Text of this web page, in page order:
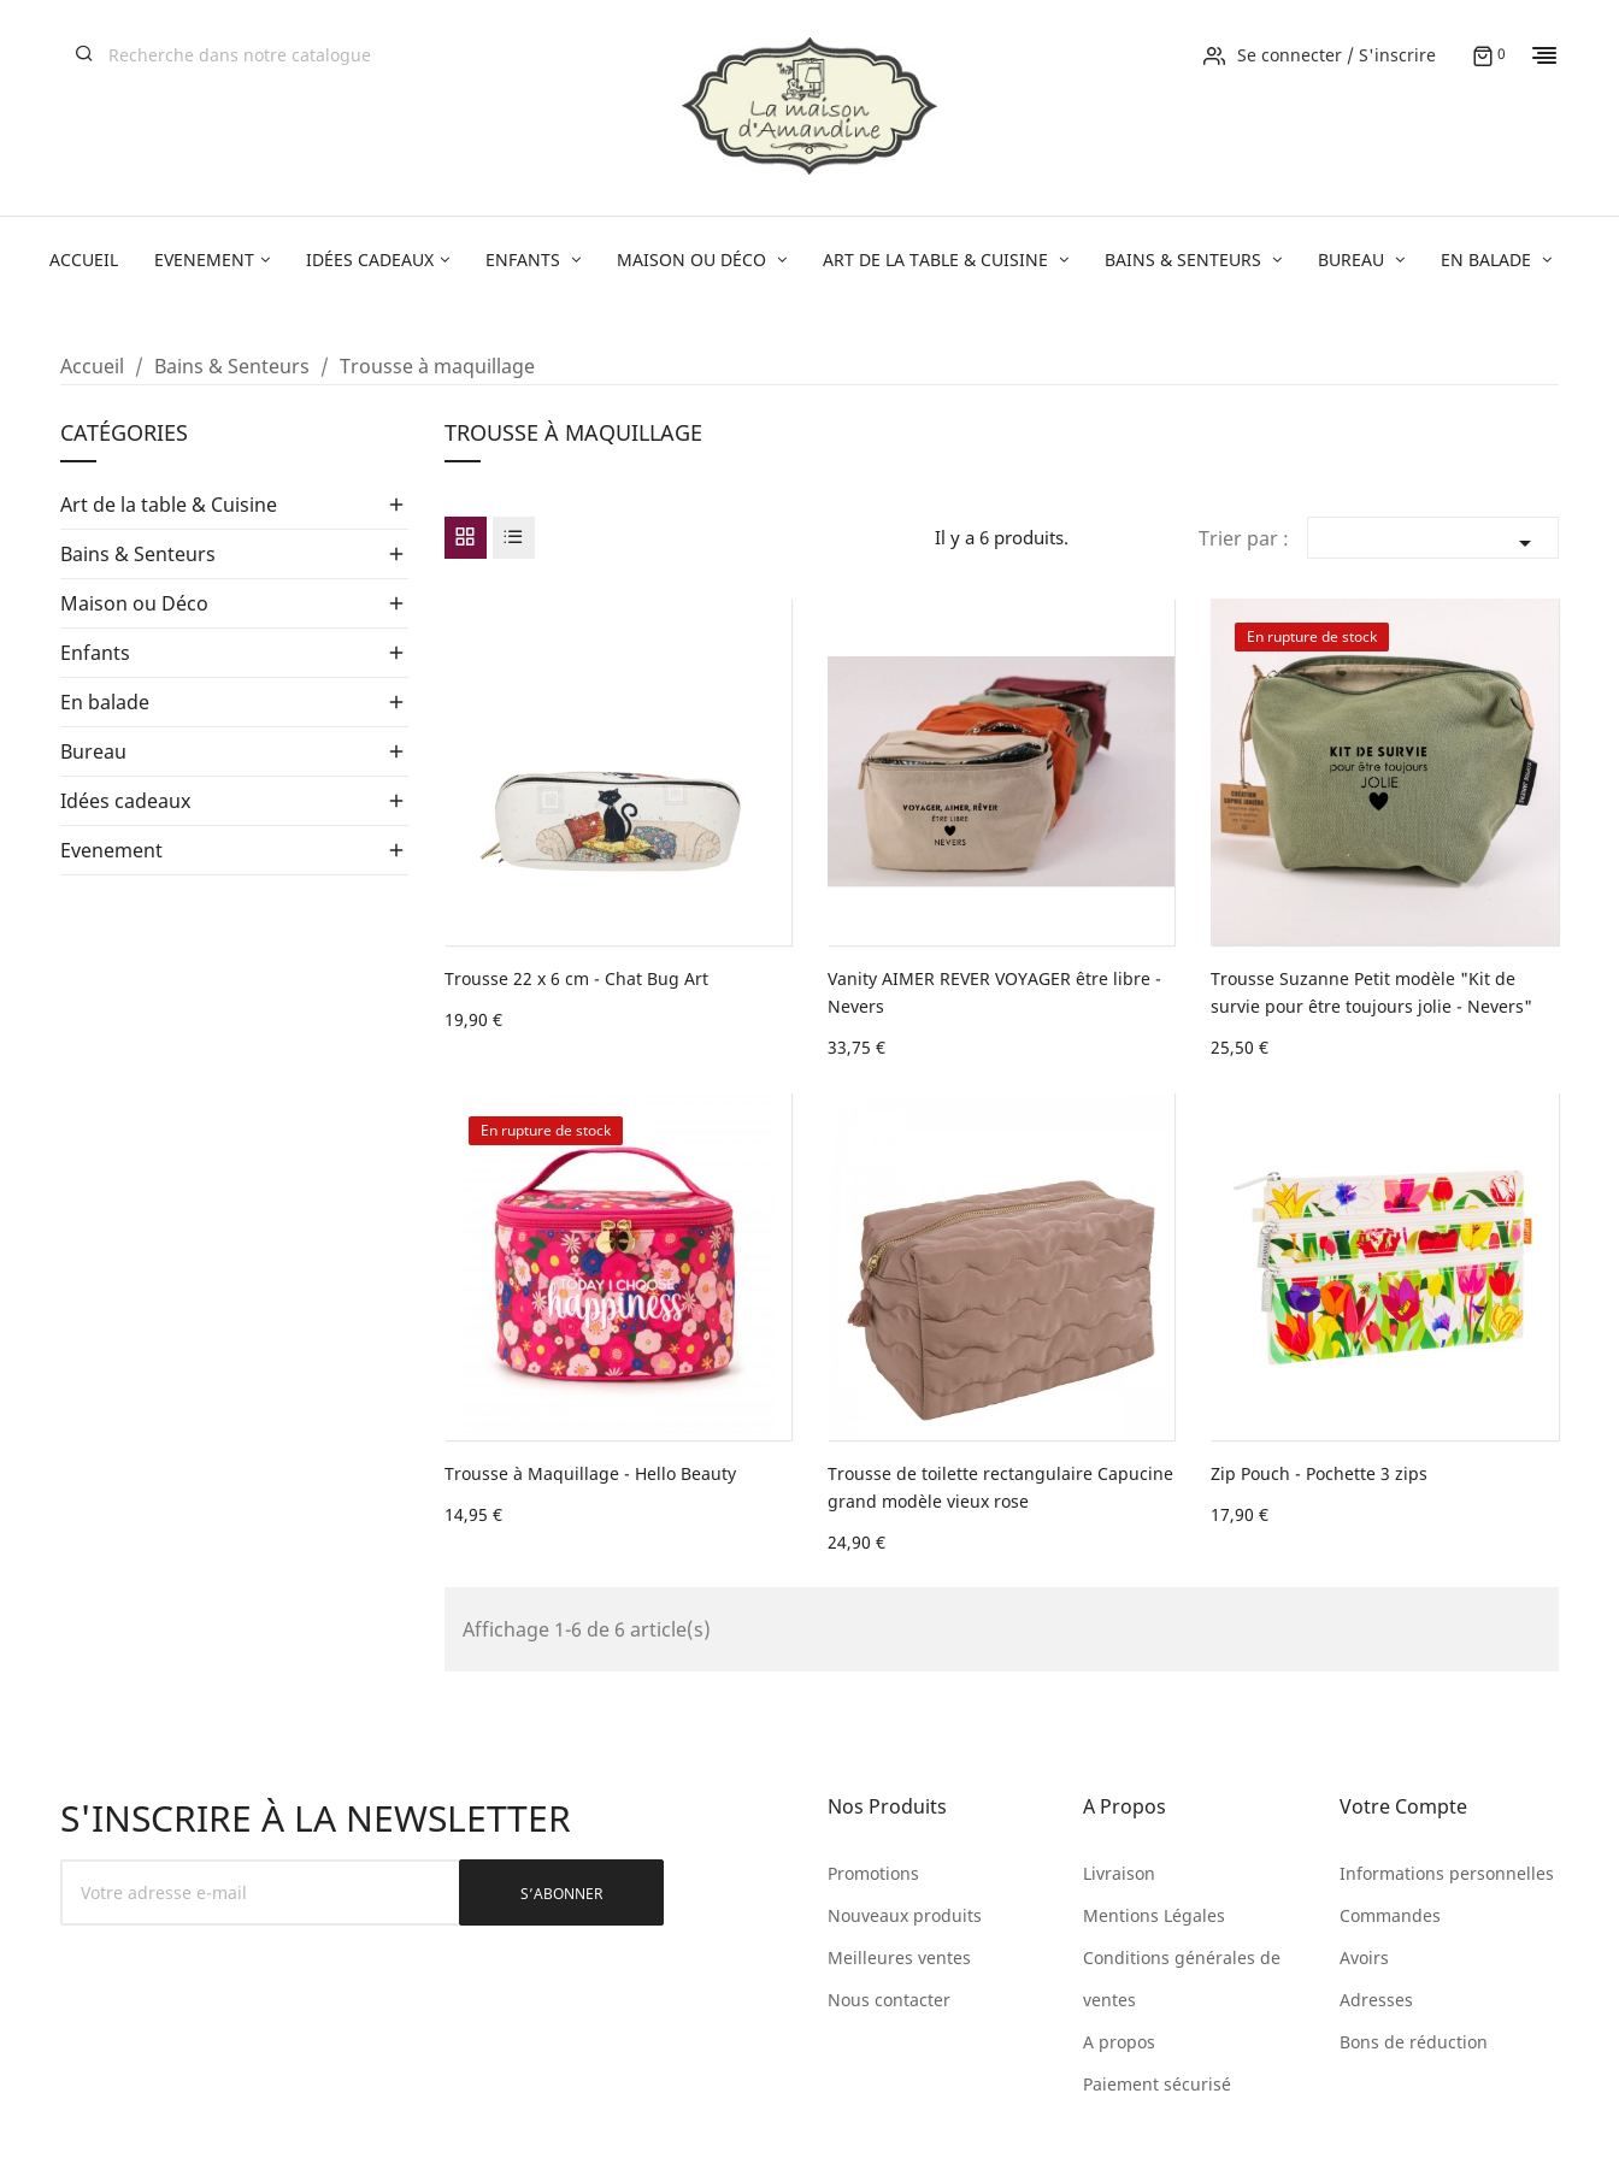
0
Se connecter / S'inscrire
ACCUEIL EVENEMENT IDÉES CADEAUX ENFANTS MAISON OU DÉCO ART DE LA TABLE & CUISINE BAINS & SENTEURS BUREAU EN BALADE
Accueil Bains & Senteurs Trousse à maquillage
CATÉGORIES
Art de la table & Cuisine 
Bains & Senteurs 
Maison ou Déco 
Enfants 
En balade 
Bureau 
Idées cadeaux 
Evenement 
TROUSSE À MAQUILLAGE
Il y a 6 produits. Trier par : 
Trousse 22 x 6 cm - Chat Bug Art
19,90 €
Vanity AIMER REVER VOYAGER être libre -
Nevers
33,75 €
En rupture de stock
Trousse Suzanne Petit modèle "Kit de
survie pour être toujours jolie - Nevers"
25,50 €
En rupture de stock
Trousse à Maquillage - Hello Beauty
14,95 €
Trousse de toilette rectangulaire Capucine
grand modèle vieux rose
24,90 €
Zip Pouch - Pochette 3 zips
17,90 €
Affichage 1-6 de 6 article(s)
S'INSCRIRE À LA NEWSLETTER Nos Produits
Promotions
Nouveaux produits
Meilleures ventes
Nous contacter
A Propos
Livraison
Mentions Légales
Conditions générales de
ventes
A propos
Paiement sécurisé
Votre Compte
Informations personnelles
Commandes
Avoirs
Adresses
Bons de réduction